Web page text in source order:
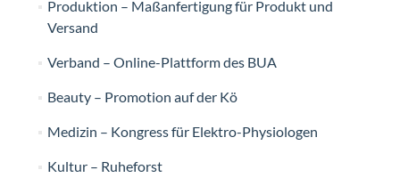
Produktion – Maßanfertigung für Produkt und
Versand
Verband – Online-Plattform des BUA
Beauty – Promotion auf der Kö
Medizin – Kongress für Elektro-Physiologen
Kultur – Ruheforst